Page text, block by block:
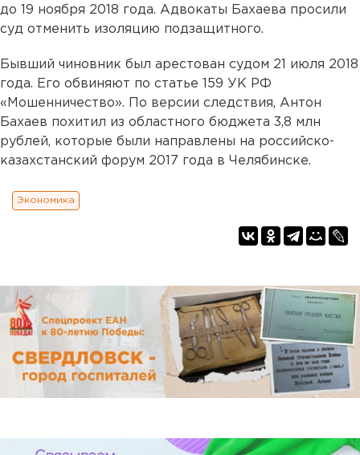
до 19 ноября 2018 года. Адвокаты Бахаева просили
суд отменить изоляцию подзащитного.
Бывший чиновник был арестован судом 21 июля 2018
года. Его обвиняют по статье 159 УК РФ
«Мошенничество». По версии следствия, Антон
Бахаев похитил из областного бюджета 3,8 млн
рублей, которые были направлены на российско-
казахстанский форум 2017 года в Челябинске.
Экономика